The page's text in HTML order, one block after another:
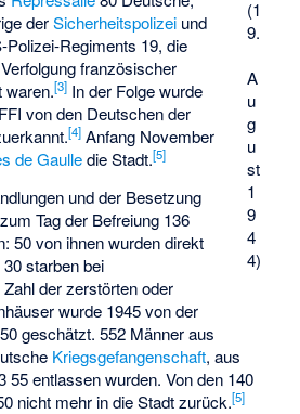
(1
9.
A
u
g
u
st
1
9
4
4)
derSicherheitspolizei und
Polizei-Regiments 19, die
französischer
waren.[3] In der Folge wurde
von den Deutschen der
[4] Anfang November
de Gaulledie Stadt.[5]
und der Besetzung
Tag der Befreiung 136
50 von ihnen wurden direkt
starben bei
der zerstörten oder
wurde 1945 von der
geschätzt. 552 Männer aus
Kriegsgefangenschaft, aus
55 entlassen wurden. Von den 140
nicht mehr in die Stadt zurück.[5]